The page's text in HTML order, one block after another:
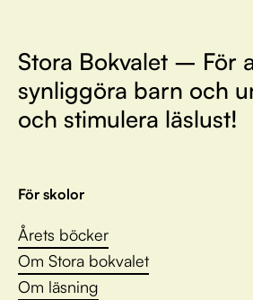
Stora Bokvalet – För
synliggöra barn och
och stimulera läslust!
För skolor
Årets böcker
Om Stora bokvalet
Om läsning